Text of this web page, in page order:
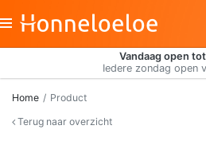
Vandaag open
Iedere zondag open
Home
Product
Terug naar overzicht